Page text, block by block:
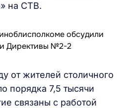
на СТВ.
от жителей столичного
порядка 7,5 тысячи
связаны с работой